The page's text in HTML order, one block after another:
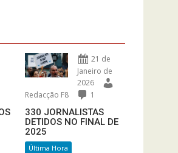
21 de
Janeiro de
2026
Redacção F8
1
330 JORNALISTAS
DETIDOS NO FINAL DE
2025
Última Hora